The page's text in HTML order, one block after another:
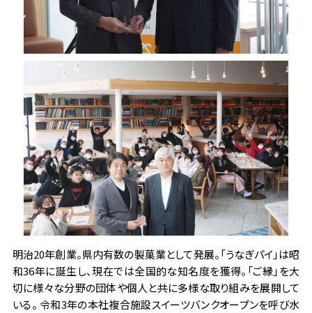
明治20年創業。県内有数の製菓業として発展。「うなぎパイ」は昭
和36年に誕生し、現在では全国的な知名度を獲得。「ご縁」を大
切に様々な分野の団体や個人と共に多様な取り組みを展開して
いる。 令和3年の本社複合施設スイーツバンクオープンを呼び水